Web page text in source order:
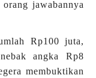
jawabannya
Rp100 juta,
angka Rp8
membuktikan